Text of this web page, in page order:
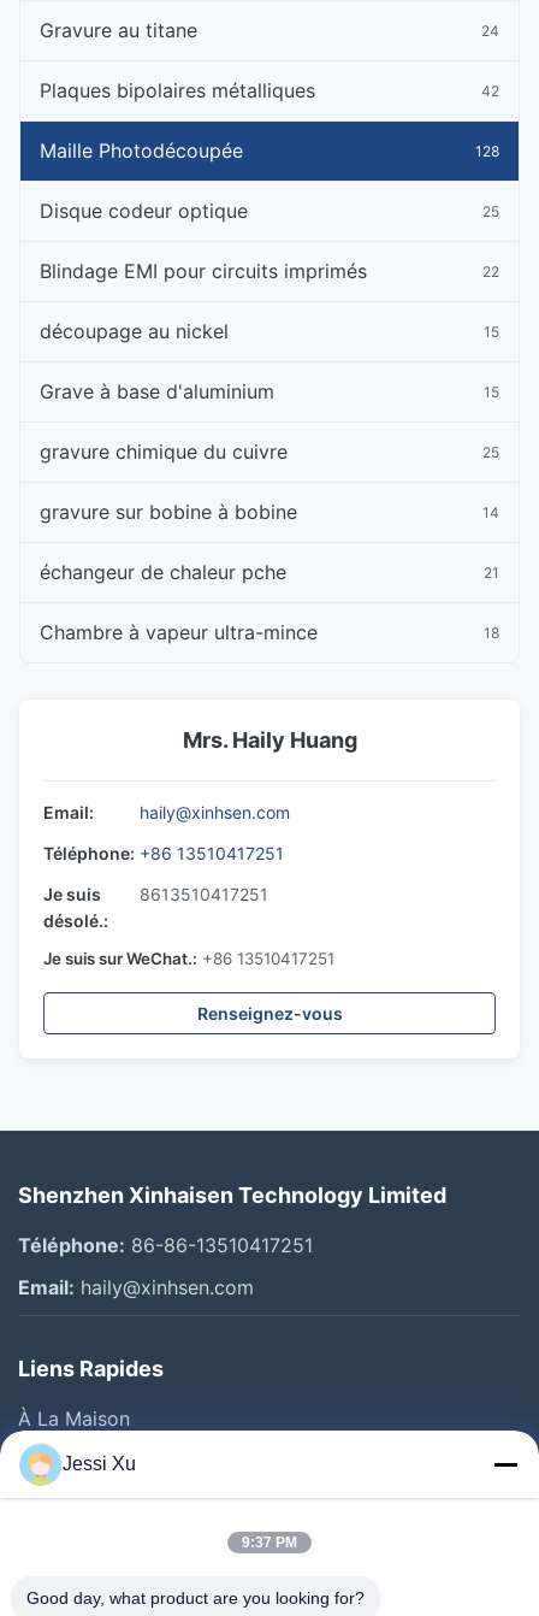
Gravure au titane 24
Plaques bipolaires métalliques 42
Maille Photodécoupée 128
Disque codeur optique 25
Blindage EMI pour circuits imprimés 22
découpage au nickel 15
Grave à base d'aluminium 15
gravure chimique du cuivre 25
gravure sur bobine à bobine 14
échangeur de chaleur pche 21
Chambre à vapeur ultra-mince 18
Mrs. Haily Huang
Email:
haily@xinhsen.com
Téléphone: +86 13510417251
Je suis
désolé.:
8613510417251
Je suis sur WeChat.: +86 13510417251
Renseignez-vous
Shenzhen Xinhaisen Technology Limited
Téléphone: 86-86-13510417251
Email: haily@xinhsen.com
Liens Rapides
À La Maison
Produits
Vidéos
Visite D'usine
Jessi Xu
9:37 PM
Good day, what product are you looking for?